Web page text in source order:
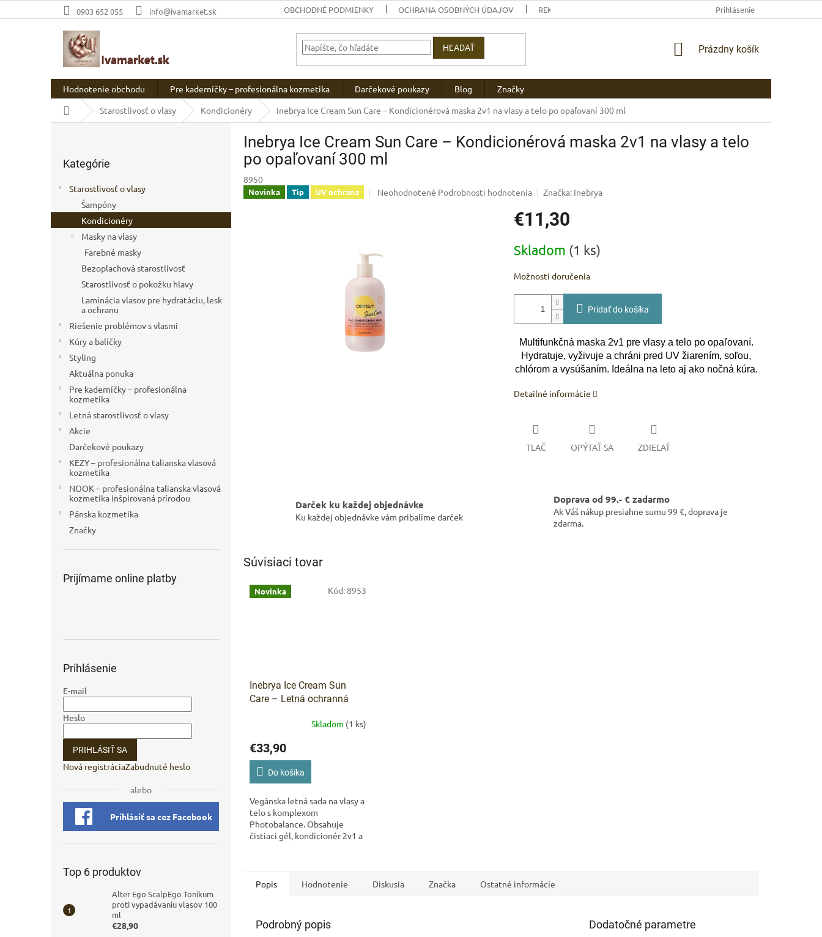
na
0903 652 055 info@ivamarket.sk OBCHODNÉ PODMIENKY OCHRANA OSOBNÝCH ÚDAJOV REKLAMAČNÉ PODMIENKY AKO NAKUPOVAŤ PLATBA
Prihlásenie
HĽADAŤ
NÁKUPNÝ
Prázdny košík
Hodnotenie obchodu Pre kaderníčky – profesionálna kozmetika Darčekové poukazy Blog
Značky
DomovStarostlivosť o vlasy Kondicionéry Inebrya Ice Cream Sun Care – Kondicionérová maska 2v1 na vlasy a telo po opaľovaní 300 ml
a
kategórie
Kategórie
Starostlivosť o vlasy
Šampóny
Kondicionéry
Masky na vlasy
Farebné masky
Bezoplachová starostlivosť
Starostlivosť o pokožku hlavy
Laminácia vlasov pre hydratáciu, lesk
a ochranu
Riešenie problémov s vlasmi
Kúry a balíčky
Styling
Aktuálna ponuka
Pre kaderníčky – profesionálna
kozmetika
Letná starostlivosť o vlasy
Akcie
Darčekové poukazy
KEZY – profesionálna talianska vlasová
kozmetika
NOOK – profesionálna talianska vlasová
kozmetika inšpirovaná prírodou
Pánska kozmetika
Značky
Prijímame online platby
Prihlásenie
E-mail
Heslo
PRIHLÁSIŤ SA
Nová registráciaZabudnuté heslo
alebo
Prihlásiť sa cez Facebook
Top 6 produktov
Alter Ego ScalpEgo Tonikum
proti vypadávaniu vlasov 100
ml
€28,90
Inebrya Ice Cream Sun Care – Kondicionérová maska 2v1 na vlasy a telo
po opaľovaní 300 ml
8950
Novinka Tip UV ochrana
Priemerné
Neohodnotené Podrobnosti hodnotenia Značka: Inebrya
€11,30
cena:
Skladom (1 ks)
Možnosti doručenia
Pridať do košíka
Multifunkčná maska 2v1 pre vlasy a telo po opaľovaní.
Hydratuje, vyživuje a chráni pred UV žiarením, soľou,
chlórom a vysúšaním. Ideálna na leto aj ako nočná kúra.
Detailné informácie
TLAČ OPÝTAŤ SA ZDIEĽAŤ
Darček ku každej objednávke
Ku každej objednávke vám pribalíme darček
Doprava od 99.- € zadarmo
Ak Váš nákup presiahne sumu 99 €, doprava je
zdarma.
Súvisiaci tovar
Novinka
Inebrya Ice Cream Sun
Care – Letná ochranná
Skladom (1 ks)
€33,90
Do košíka
Vegánska letná sada na vlasy a
telo s komplexom
Photobalance. Obsahuje
čistiaci gél, kondicionér 2v1 a
Kód:8953
Popis Hodnotenie Diskusia Značka Ostatné informácie
Podrobný popis Dodatočné parametre